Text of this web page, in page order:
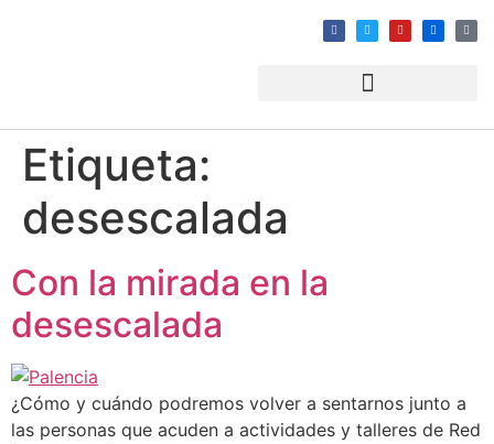
Etiqueta:
desescalada
Con la mirada en la
desescalada
¿Cómo y cuándo podremos volver a sentarnos junto a
las personas que acuden a actividades y talleres de Red